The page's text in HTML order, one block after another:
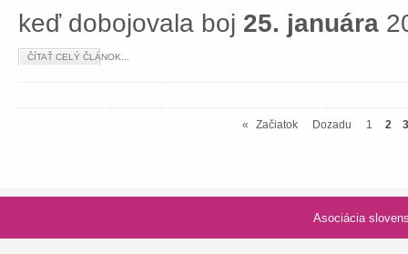
keď dobojovala boj 25. januára
ČÍTAŤ CELÝ ČLÁNOK...
« Začiatok Dozadu 1 2 3
Asociácia slovenských